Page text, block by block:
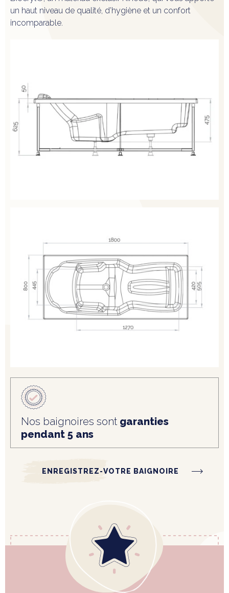
un haut niveau de qualité, d’hygiène et un confort
incomparable.
Nos baignoires sont garanties
pendant 5 ans
ENREGISTREZ-VOTRE BAIGNOIRE